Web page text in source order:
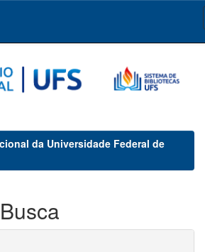
da Universidade Federal de